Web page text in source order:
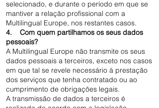
selecionado, e durante o período em que se
mantiver a relação profissional com a
Multilingual Europe, nos restantes casos.
4. Com quem partilhamos os seus dados
pessoais?
A Multilingual Europe não transmite os seus
dados pessoais a terceiros, exceto nos casos
em que tal se revele necessário à prestação
dos serviços que tenha contratado ou ao
cumprimento de obrigações legais.
A transmissão de dados a terceiros é